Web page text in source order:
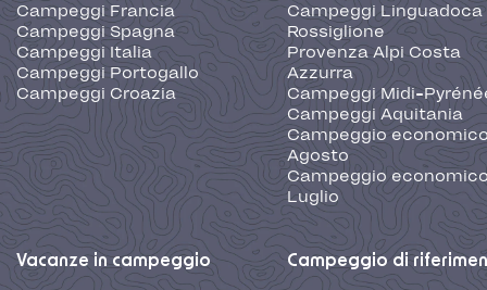
Campeggi Francia
Campeggi Spagna
Campeggi Italia
Campeggi Portogallo
Campeggi Croazia
Campeggi Linguadoca
Rossiglione
Provenza Alpi Costa
Azzurra
Campeggi Midi-
Campeggi Aquitania
Campeggio
Agosto
Campeggio
Luglio
Vacanze in campeggio Campeggio di